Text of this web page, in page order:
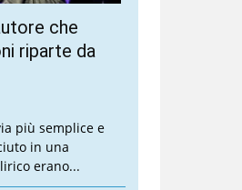
che
riparte da
più semplice e
in una
erano...